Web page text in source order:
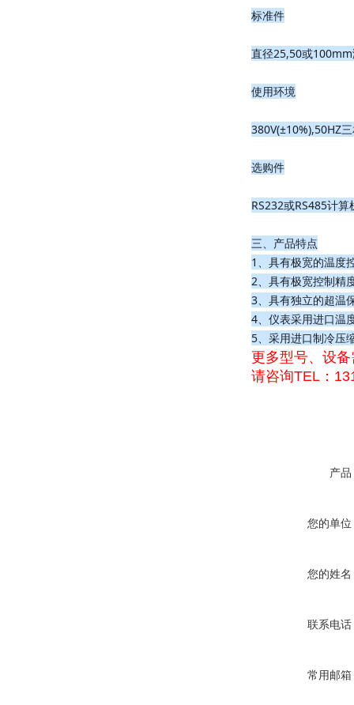
标准件
直径25,50或
使用环境
380V(±10%),50HZ
选购件
RS232或RS485计
三、产品特点
1、具有极宽的温度
2、具有极宽控制精
3、具有独立的超温
4、仪表采用进口温
5、采用进口制冷压
更多型号、设
请咨询TEL：
产品
您的单位
您的姓名
联系电话
常用邮箱